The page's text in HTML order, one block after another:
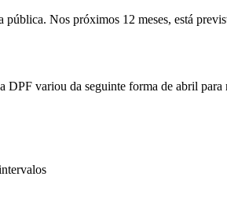
Nos próximos 12 meses, está
DPF variou da seguinte forma de abril para